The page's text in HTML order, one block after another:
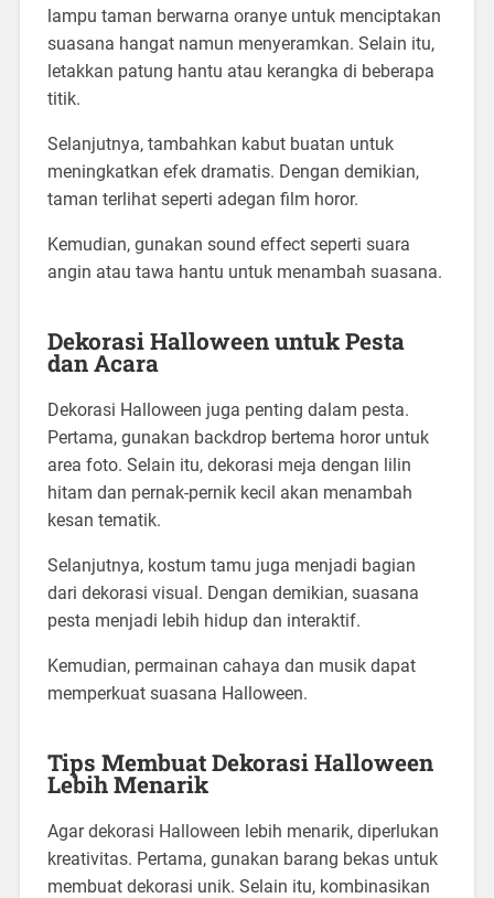
lampu taman berwarna oranye untuk menciptakan
suasana hangat namun menyeramkan. Selain itu,
letakkan patung hantu atau kerangka di beberapa
titik.
Selanjutnya, tambahkan kabut buatan untuk
meningkatkan efek dramatis. Dengan demikian,
taman terlihat seperti adegan film horor.
Kemudian, gunakan sound effect seperti suara
angin atau tawa hantu untuk menambah suasana.
Dekorasi Halloween untuk Pesta
dan Acara
Dekorasi Halloween juga penting dalam pesta.
Pertama, gunakan backdrop bertema horor untuk
area foto. Selain itu, dekorasi meja dengan lilin
hitam dan pernak-pernik kecil akan menambah
kesan tematik.
Selanjutnya, kostum tamu juga menjadi bagian
dari dekorasi visual. Dengan demikian, suasana
pesta menjadi lebih hidup dan interaktif.
Kemudian, permainan cahaya dan musik dapat
memperkuat suasana Halloween.
Tips Membuat Dekorasi Halloween
Lebih Menarik
Agar dekorasi Halloween lebih menarik, diperlukan
kreativitas. Pertama, gunakan barang bekas untuk
membuat dekorasi unik. Selain itu, kombinasikan